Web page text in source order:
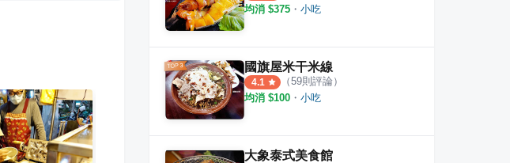
均消 $375 ・ 小吃
國旗屋米干米線
4.1 （59則評論）
均消 $100 ・ 小吃
大象泰式美食館